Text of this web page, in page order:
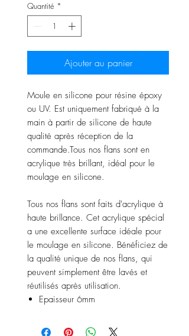
Quantité *
Ajouter au panier
Moule en silicone pour résine époxy
ou UV. Est uniquement fabriqué à la
main à partir de silicone de haute
qualité après réception de la
commande.Tous nos flans sont en
acrylique très brillant, idéal pour le
moulage en silicone.
Tous nos flans sont faits d'acrylique à
haute brillance. Cet acrylique spécial
a une excellente surface idéale pour
le moulage en silicone. Bénéficiez de
la qualité unique de nos flans, qui
peuvent simplement être lavés et
réutilisés après utilisation.
Epaisseur 6mm